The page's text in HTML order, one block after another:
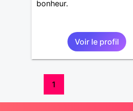
bonheur.
Voir le profil
1